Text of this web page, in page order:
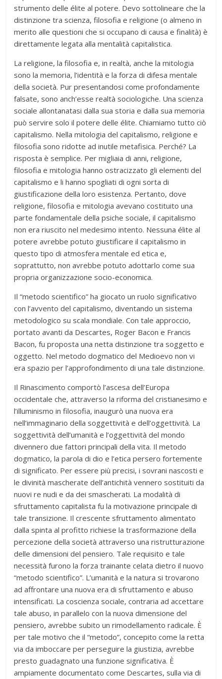
strumento delle élite al potere. Devo sottolineare che la
distinzione tra scienza, filosofia e religione (o almeno in
merito alle questioni che si occupano di causa e finalità) è
direttamente legata alla mentalità capitalistica.
La religione, la filosofia e, in realtà, anche la mitologia
sono la memoria, l’identità e la forza di difesa mentale
della società. Pur presentandosi come profondamente
falsate, sono anch’esse realtà sociologiche. Una scienza
sociale allontanatasi dalla sua storia e dalla sua memoria
può servire solo il potere delle élite. Chiamiamo tutto ciò
capitalismo. Nella mitologia del capitalismo, religione e
filosofia sono ridotte ad inutile metafisica. Perché? La
risposta è semplice. Per migliaia di anni, religione,
filosofia e mitologia hanno ostracizzato gli elementi del
capitalismo e li hanno spogliati di ogni sorta di
giustificazione della loro esistenza. Pertanto, dove
religione, filosofia e mitologia avevano costituito una
parte fondamentale della psiche sociale, il capitalismo
non era riuscito nel medesimo intento. Nessuna élite al
potere avrebbe potuto giustificare il capitalismo in
questo tipo di atmosfera mentale ed etica e,
soprattutto, non avrebbe potuto adottarlo come sua
propria organizzazione socio-economica.
Il “metodo scientifico” ha giocato un ruolo significativo
con l’avvento del capitalismo, diventando un sistema
metodologico su scala mondiale. Con tale approccio,
portato avanti da Descartes, Roger Bacon e Francis
Bacon, fu proposta una netta distinzione tra soggetto e
oggetto. Nel metodo dogmatico del Medioevo non vi
era spazio per l’approfondimento di una tale distinzione.
Il Rinascimento comportò l’ascesa dell’Europa
occidentale che, attraverso la riforma del cristianesimo e
l’illuminismo in filosofia, inaugurò una nuova era
nell’immaginario della soggettività e dell’oggettività. La
soggettività dell’umanità e l’oggettività del mondo
divennero due fattori principali della vita. Il metodo
dogmatico, la parola di dio e l’etica persero fortemente
di significato. Per essere più precisi, i sovrani nascosti e
le divinità mascherate dell’antichità vennero sostituiti da
nuovi re nudi e da dei smascherati. La modalità di
sfruttamento capitalista fu la motivazione principale di
tale transizione. Il crescente sfruttamento alimentato
dalla spinta al profitto richiese la trasformazione della
percezione della società attraverso una ristrutturazione
delle dimensioni del pensiero. Tale requisito e tale
necessità furono la forza trainante celata dietro il nuovo
“metodo scientifico”. L’umanità e la natura si trovarono
ad affrontare una nuova era di sfruttamento e abuso
intensificati. La coscienza sociale, contraria ad accettare
tale abuso, in parallelo con la nuova dimensione del
pensiero, avrebbe subito un rimodellamento radicale. È
per tale motivo che il “metodo”, concepito come la retta
via da imboccare per perseguire la giustizia, avrebbe
presto guadagnato una funzione significativa. È
ampiamente documentato come Descartes, sulla via di